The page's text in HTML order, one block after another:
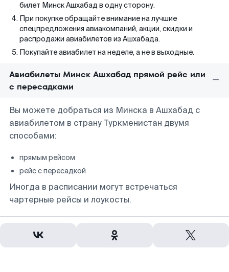
билет Минск Ашхабад в одну сторону.
При покупке обращайте внимание на лучшие
спецпредложения авиакомпаний, акции, скидки и
распродажи авиабилетов из Ашхабада.
Покупайте авиабилет на неделе, а не в выходные.
Авиабилеты Минск Ашхабад прямой рейс или
с пересадками
Вы можете добраться из Минска в Ашхабад с
авиабилетом в страну Туркменистан двумя
способами:
прямым рейсом
рейс с пересадкой
Иногда в расписании могут встречаться
чартерные рейсы и лоукосты.